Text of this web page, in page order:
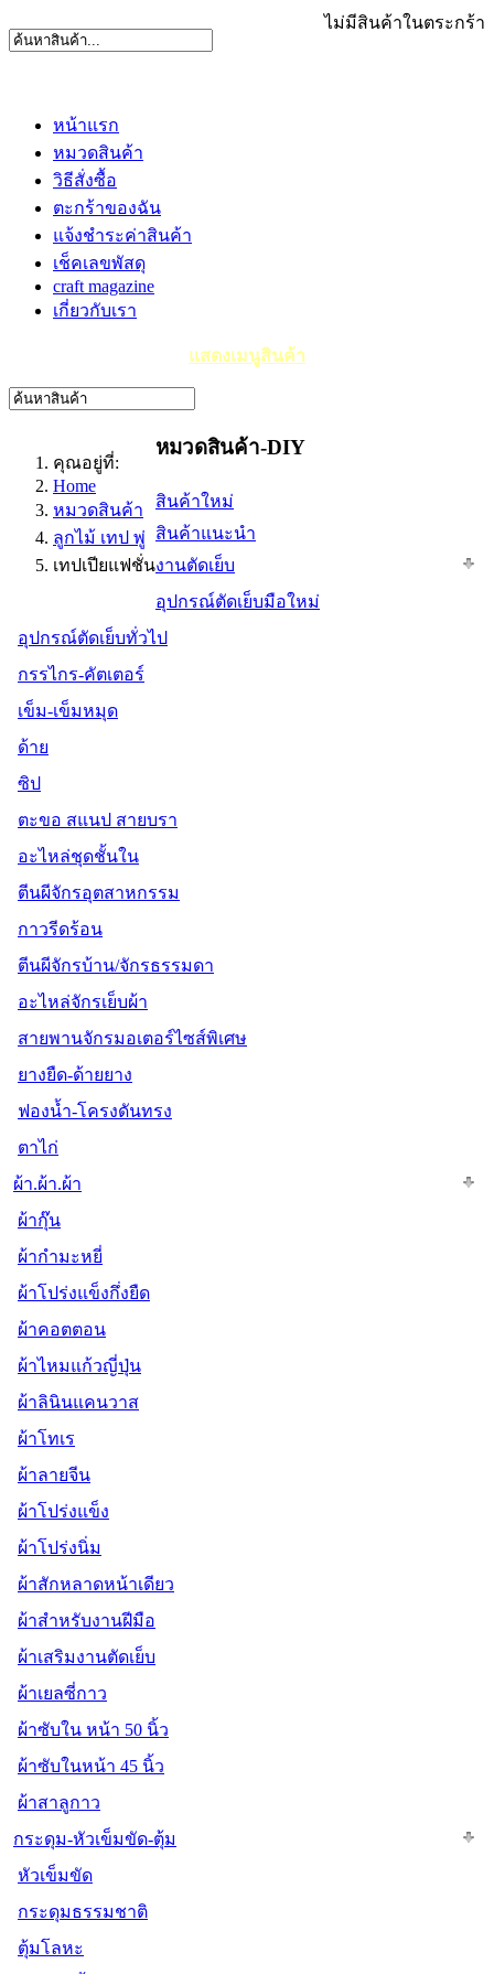
ไม่มีสินค้าในตระกร้า
หน้าแรก
หมวดสินค้า
วิธีสั่งซื้อ
ตะกร้าของฉัน
แจ้งชำระค่าสินค้า
เช็คเลขพัสดุ
craft magazine
เกี่ยวกับเรา
แสดงเมนูสินค้า
คุณอยู่ที่:
Home
หมวดสินค้า
ลูกไม้ เทป พู่
เทปเปียแฟชั่น
หมวดสินค้า-DIY
สินค้าใหม่
สินค้าแนะนำ
งานตัดเย็บ
อุปกรณ์ตัดเย็บมือใหม่
อุปกรณ์ตัดเย็บทั่วไป
กรรไกร-คัตเตอร์
เข็ม-เข็มหมุด
ด้าย
ซิป
ตะขอ สแนป สายบรา
อะไหล่ชุดชั้นใน
ตีนผีจักรอุตสาหกรรม
กาวรีดร้อน
ตีนผีจักรบ้าน/จักรธรรมดา
อะไหล่จักรเย็บผ้า
สายพานจักรมอเตอร์ไซส์พิเศษ
ยางยืด-ด้ายยาง
ฟองน้ำ-โครงดันทรง
ตาไก่
ผ้า.ผ้า.ผ้า
ผ้ากุ๊น
ผ้ากำมะหยี่
ผ้าโปร่งแข็งกึ่งยืด
ผ้าคอตตอน
ผ้าไหมแก้วญี่ปุ่น
ผ้าลินินแคนวาส
ผ้าโทเร
ผ้าลายจีน
ผ้าโปร่งแข็ง
ผ้าโปร่งนิ่ม
ผ้าสักหลาดหน้าเดียว
ผ้าสำหรับงานฝีมือ
ผ้าเสริมงานตัดเย็บ
ผ้าเยลซี่กาว
ผ้าซับใน หน้า 50 นิ้ว
ผ้าซับในหน้า 45 นิ้ว
ผ้าสาลูกาว
กระดุม-หัวเข็มขัด-ตุ้ม
หัวเข็มขัด
กระดุมธรรมชาติ
ตุ้มโลหะ